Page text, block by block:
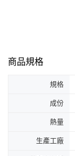
商品規格
規格
成份
熱量
生產工廠